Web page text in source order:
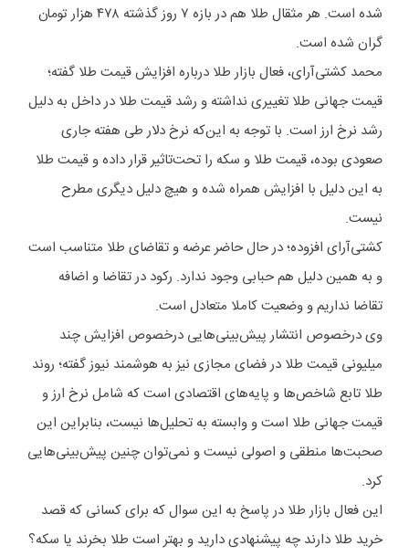
شده است. هر مثقال طلا هم در بازه ۷ روز گذشته ۴۷۸ هزار تومان
گران شده است.
محمد کشتی‌آرای، فعال بازار طلا درباره افزایش قیمت طلا گفته؛
قیمت جهانی طلا تغییری نداشته و رشد قیمت طلا در داخل به دلیل
رشد نرخ ارز است. با توجه به این‌که نرخ دلار طی هفته جاری
صعودی بوده، قیمت طلا و سکه را تحت‌تاثیر قرار داده و قیمت طلا
به این دلیل با افزایش همراه شده و هیچ دلیل دیگری مطرح
نیست.
کشتی‌آرای افزوده؛ در حال حاضر عرضه و تقاضای طلا متناسب است
و به همین دلیل هم حبابی وجود ندارد. رکود در تقاضا و اضافه
تقاضا نداریم و وضعیت کاملا متعادل است.
وی درخصوص انتشار پیش‌بینی‌هایی درخصوص افزایش چند
میلیونی قیمت طلا در فضای مجازی نیز به هوشمند نیوز گفته؛ روند
طلا تابع شاخص‌ها و پایه‌های اقتصادی است که شامل نرخ ارز و
قیمت جهانی طلا است و وابسته به تحلیل‌ها نیست، بنابراین این
صحبت‌ها منطقی و اصولی نیست و نمی‌توان چنین پیش‌بینی‌هایی
کرد.
این فعال بازار طلا در پاسخ به این سوال که برای کسانی که قصد
خرید طلا دارند چه پیشنهادی دارید و بهتر است طلا بخرند یا سکه؟